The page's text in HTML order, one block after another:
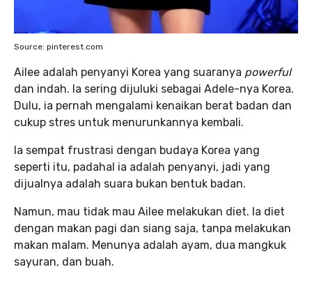
Source: pinterest.com
Ailee adalah penyanyi Korea yang suaranya powerful
dan indah. Ia sering dijuluki sebagai Adele-nya Korea.
Dulu, ia pernah mengalami kenaikan berat badan dan
cukup stres untuk menurunkannya kembali.
Ia sempat frustrasi dengan budaya Korea yang
seperti itu, padahal ia adalah penyanyi, jadi yang
dijualnya adalah suara bukan bentuk badan.
Namun, mau tidak mau Ailee melakukan diet. Ia diet
dengan makan pagi dan siang saja, tanpa melakukan
makan malam. Menunya adalah ayam, dua mangkuk
sayuran, dan buah.